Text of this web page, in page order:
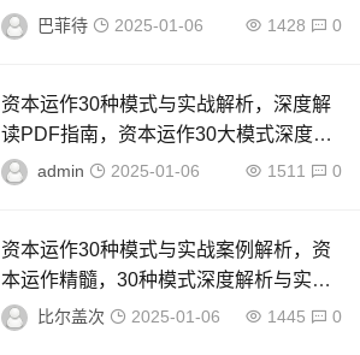
作，30种实战模式与策略解析
巴菲待 2025-01-06 1428 0
资本运作30种模式与实战解析，深度解
读PDF指南，资本运作30大模式深度解
析与实战指南
admin 2025-01-06 1511 0
资本运作30种模式与实战案例解析，资
本运作精髓，30种模式深度解析与实战
案例分析
比尔盖次 2025-01-06 1445 0